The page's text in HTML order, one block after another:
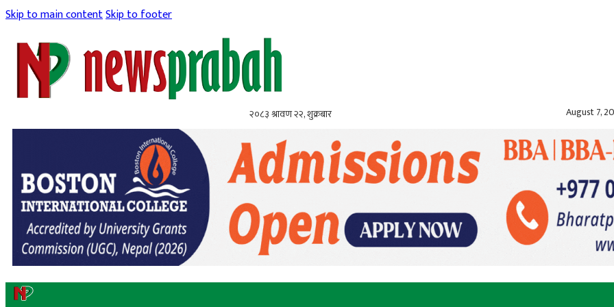
Skip to main contentSkip to footer
२०८३ श्रावण २२, शुक्रबार August 7,